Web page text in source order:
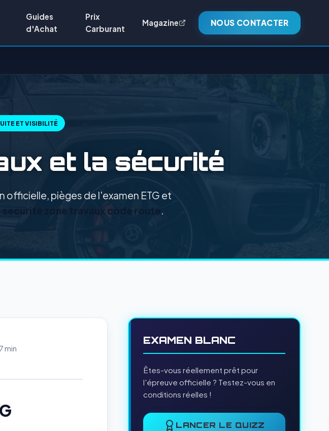
Guides
d'Achat
Prix
Carburant
Magazine NOUS CONTACTER
ET VISIBILITÉ
et la sécurité
pièges de l'examen ETG et
securite zone travaux code route.
min
EXAMEN BLANC
Êtes-vous réellement prêt pour
l'épreuve officielle ? Testez-vous en
conditions réelles !
LANCER LE QUIZZ